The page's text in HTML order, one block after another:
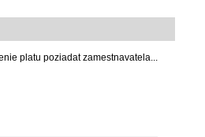
platu poziadat zamestnavatela...